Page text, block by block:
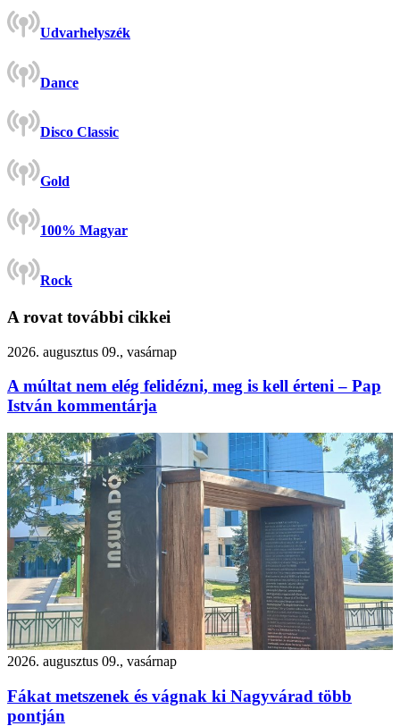
Udvarhelyszék
Dance
Disco Classic
Gold
100% Magyar
Rock
A rovat további cikkei
2026. augusztus 09., vasárnap
A múltat nem elég felidézni, meg is kell érteni – Pap
István kommentárja
2026. augusztus 09., vasárnap
Fákat metszenek és vágnak ki Nagyvárad több
pontján